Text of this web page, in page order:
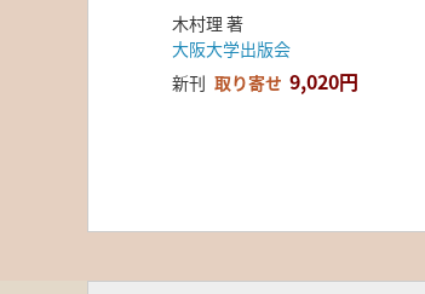
木村理 著
大阪大学出版会
新刊 取り寄せ 9,020円